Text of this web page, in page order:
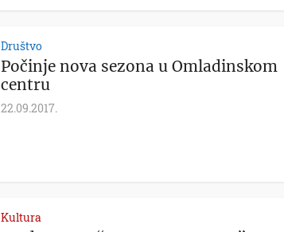
Društvo
Počinje nova sezona u Omladinskom
centru
22.09.2017.
Kultura